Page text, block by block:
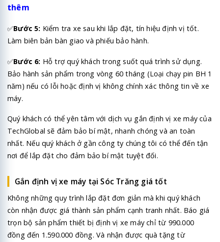
thêm
✅Bước 5: Kiểm tra xe sau khi lắp đặt, tín hiệu định vị tốt.
Làm biên bản bàn giao và phiếu bảo hành.
✅Bước 6: Hỗ trợ quý khách trong suốt quá trình sử dụng.
Bảo hành sản phẩm trong vòng 60 tháng (Loại chạy pin BH 1
năm) nếu có lỗi hoặc định vị không chính xác thông tin về xe
máy.
Quý khách có thể yên tâm với dịch vụ gắn định vị xe máy của
TechGlobal sẽ đảm bảo bí mật, nhanh chóng và an toàn
nhất. Nếu quý khách ở gần công ty chúng tôi có thể đến tận
nơi để lắp đặt cho đảm bảo bí mật tuyệt đối.
Gắn định vị xe máy tại Sóc Trăng giá tốt
Không những quy trình lắp đặt đơn giản mà khi quý khách
còn nhận được giá thành sản phẩm cạnh tranh nhất. Báo giá
trọn bộ sản phẩm thiết bị định vị xe máy chỉ từ 990.000
đồng đến 1.590.000 đồng. Và nhận được quà tặng từ